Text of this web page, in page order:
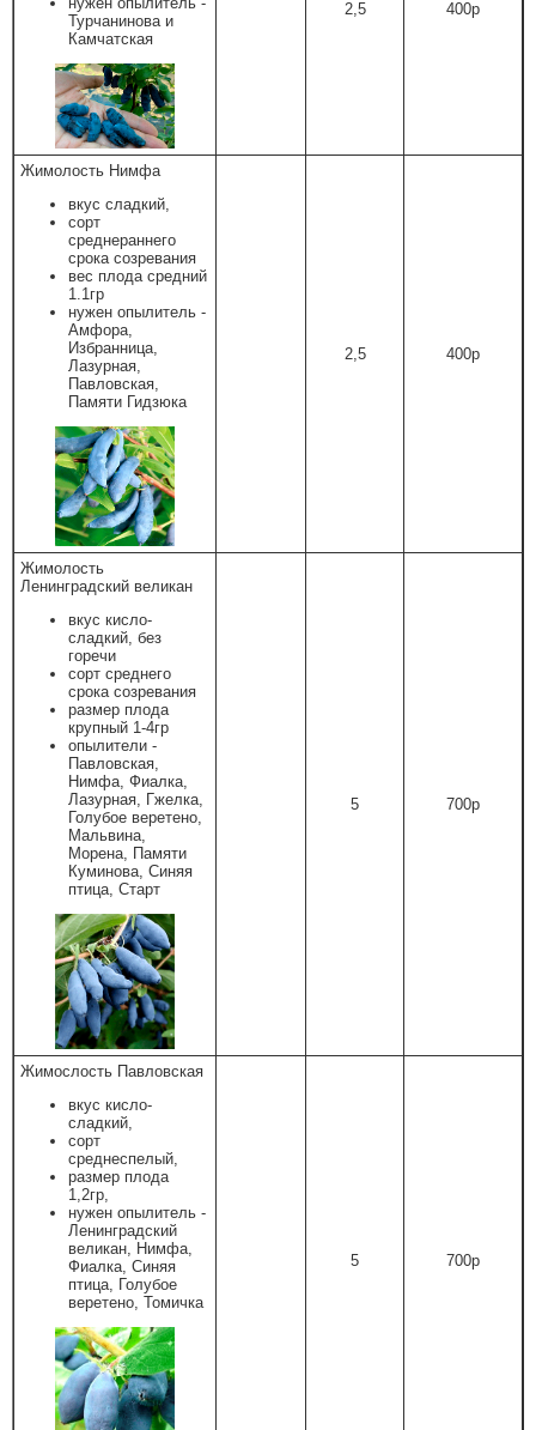
Турчанинова и
Камчатская
2,5 400р
Жимолость Нимфа
вкус сладкий,
сорт
среднераннего
срока созревания
вес плода средний
1.1гр
нужен опылитель -
Амфора,
Избранница,
Лазурная,
Павловская,
Памяти Гидзюка
2,5 400р
Жимолость
Ленинградский великан
вкус кисло-
сладкий, без
горечи
сорт среднего
срока созревания
размер плода
крупный 1-4гр
опылители -
Павловская,
Нимфа, Фиалка,
Лазурная, Гжелка,
Голубое веретено,
Мальвина,
Морена, Памяти
Куминова, Синяя
птица, Старт
5 700р
Жимослость Павловская
вкус кисло-
сладкий,
сорт
среднеспелый,
размер плода
1,2гр,
нужен опылитель -
Ленинградский
великан, Нимфа,
Фиалка, Синяя
птица, Голубое
веретено, Томичка
5 700р